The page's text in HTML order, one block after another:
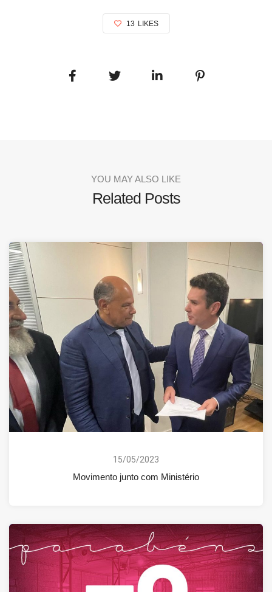
13 LIKES
YOU MAY ALSO LIKE
Related Posts
15/05/2023
Movimento junto com Ministério